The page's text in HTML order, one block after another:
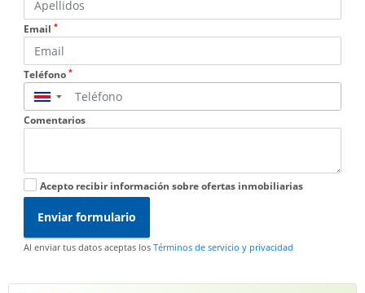
Email *
Teléfono *
▼
Comentarios
Acepto recibir información sobre ofertas inmobiliarias
Enviar formulario
Al enviar tus datos aceptas los Términos de servicio y privacidad